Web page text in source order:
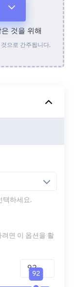
것을 위해
으로 간주됩니다.
택하세요.
면 이 옵션을 활
92